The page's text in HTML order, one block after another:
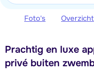
Foto's Overzicht
Prachtig en luxe
privé buiten